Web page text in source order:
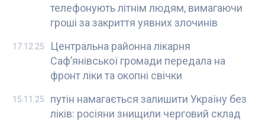
телефонують літнім людям, вимагаючи
гроші за закриття уявних злочинів
Центральна районна лікарня
Саф’янівської громади передала на
фронт ліки та окопні свічки
17.12.25
путін намагається залишити Україну без
ліків: росіяни знищили черговий склад
15.11.25